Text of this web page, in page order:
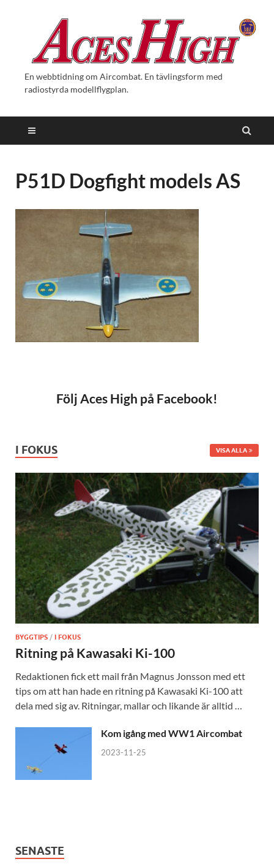
En webbtidning om Aircombat. En tävlingsform med
radiostyrda modellflygplan.
P51D Dogfight models AS
Följ Aces High på Facebook!
I FOKUS VISA ALLA
BYGGTIPS / I FOKUS
Ritning på Kawasaki Ki-100
Redaktionen fick ett mail från Magnus Jonsson med ett
tips om att han hade en ritning på Kawasaki Ki-100 att
dela med sig av. Ritningar, mallar och likande är alltid …
Kom igång med WW1 Aircombat
2023-11-25
SENASTE